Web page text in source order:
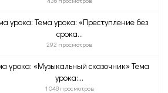
урока: Тема урока: «Преступление без
срока...
292 просмотров
урока: «Музыкальный сказочник» Тема
урока:...
1 048 просмотров